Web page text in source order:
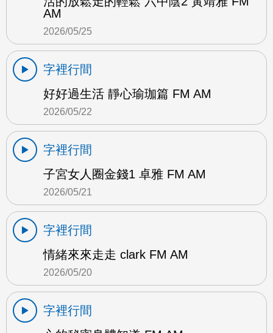
AM
2026/05/25
字裡行間
好好過生活 靜心瑜珈篇 FM AM
2026/05/22
字裡行間
子宮女人圈金錢1 卓雅 FM AM
2026/05/21
字裡行間
情緒來來走走 clark FM AM
2026/05/20
字裡行間